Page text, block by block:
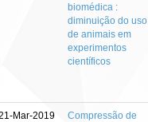
biomédica :
diminuição do uso
de animais em
experimentos
científicos
Mar-2019
Compressão de